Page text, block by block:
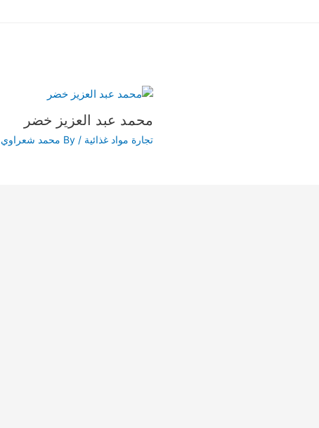
محمد عبد العزيز خضر
تجارة مواد غذائية / By محمد شعراوي